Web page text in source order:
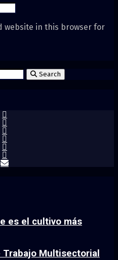
website in this browser for
Search
es el cultivo más
Trabajo Multisectorial